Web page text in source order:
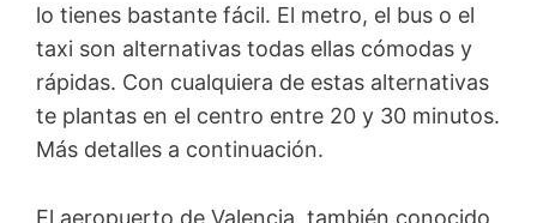
lo tienes bastante fácil. El metro, el bus o el
taxi son alternativas todas ellas cómodas y
rápidas. Con cualquiera de estas alternativas
te plantas en el centro entre 20 y 30 minutos.
Más detalles a continuación.
El aeropuerto de Valencia, también conocido